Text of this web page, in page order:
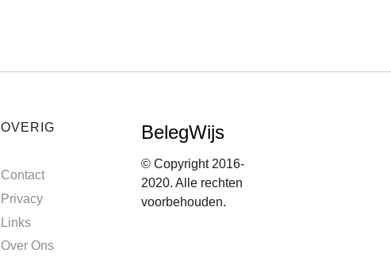
OVERIG
Contact
Privacy
Links
Over Ons
BelegWijs
© Copyright 2016-
2020. Alle rechten
voorbehouden.